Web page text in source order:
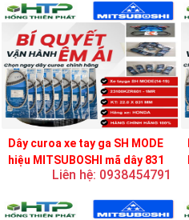
Dây curoa xe tay ga SH MODE
hiệu MITSUBOSHI mã dây 831
Liên hệ: 0938454791